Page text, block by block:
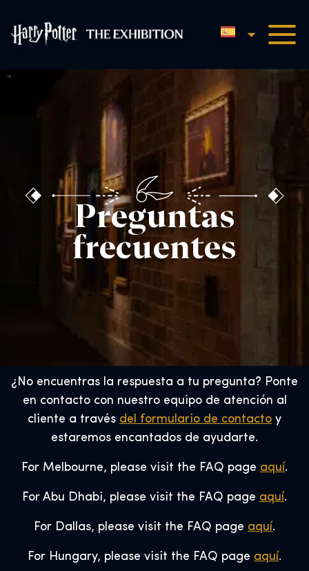
Harry Potter™: The
Español
Preguntas
frecuentes
¿No encuentras la respuesta a tu pregunta? Ponte
en contacto con nuestro equipo de atención al
cliente a través del formulario de contacto y
estaremos encantados de ayudarte.
For Melbourne, please visit the FAQ page aquí.
For Abu Dhabi, please visit the FAQ page aquí.
For Dallas, please visit the FAQ page aquí.
For Hungary, please visit the FAQ page aquí.